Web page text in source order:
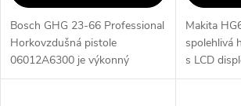
Bosch GHG 23-66 Professional
Horkovzdušná pistole
06012A6300 je výkonný
nástroj pro profesionální použití
Makita
spolehlivá
s LCD
plynulou